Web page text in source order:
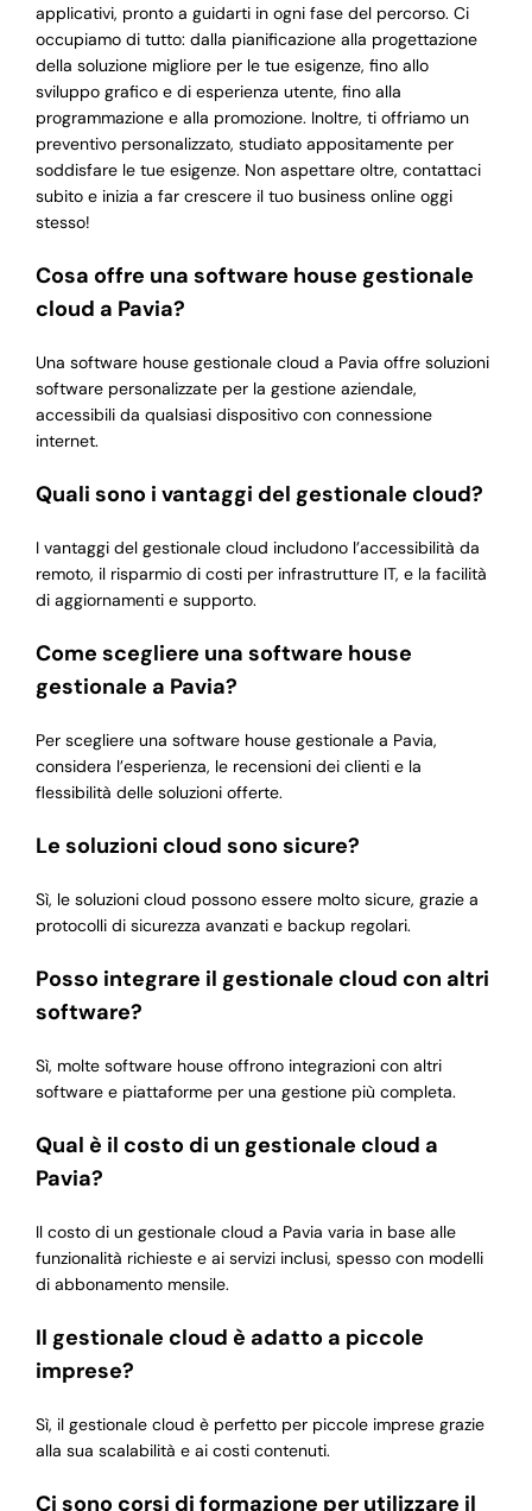
applicativi, pronto a guidarti in ogni fase del percorso. Ci
occupiamo di tutto: dalla pianificazione alla progettazione
della soluzione migliore per le tue esigenze, fino allo
sviluppo grafico e di esperienza utente, fino alla
programmazione e alla promozione. Inoltre, ti offriamo un
preventivo personalizzato, studiato appositamente per
soddisfare le tue esigenze. Non aspettare oltre, contattaci
subito e inizia a far crescere il tuo business online oggi
stesso!
Cosa offre una software house gestionale
cloud a Pavia?
Una software house gestionale cloud a Pavia offre soluzioni
software personalizzate per la gestione aziendale,
accessibili da qualsiasi dispositivo con connessione
internet.
Quali sono i vantaggi del gestionale cloud?
I vantaggi del gestionale cloud includono l’accessibilità da
remoto, il risparmio di costi per infrastrutture IT, e la facilità
di aggiornamenti e supporto.
Come scegliere una software house
gestionale a Pavia?
Per scegliere una software house gestionale a Pavia,
considera l’esperienza, le recensioni dei clienti e la
flessibilità delle soluzioni offerte.
Le soluzioni cloud sono sicure?
Sì, le soluzioni cloud possono essere molto sicure, grazie a
protocolli di sicurezza avanzati e backup regolari.
Posso integrare il gestionale cloud con altri
software?
Sì, molte software house offrono integrazioni con altri
software e piattaforme per una gestione più completa.
Qual è il costo di un gestionale cloud a
Pavia?
Il costo di un gestionale cloud a Pavia varia in base alle
funzionalità richieste e ai servizi inclusi, spesso con modelli
di abbonamento mensile.
Il gestionale cloud è adatto a piccole
imprese?
Sì, il gestionale cloud è perfetto per piccole imprese grazie
alla sua scalabilità e ai costi contenuti.
Ci sono corsi di formazione per utilizzare il